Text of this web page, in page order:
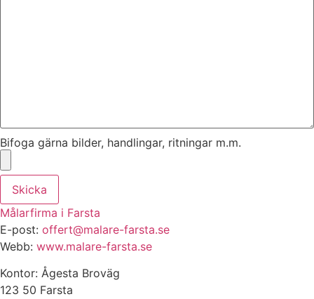
Bifoga gärna bilder, handlingar, ritningar m.m.
Skicka
Målarfirma i Farsta
E-post: offert@malare-farsta.se
Webb: www.malare-farsta.se
Kontor: Ågesta Broväg
123 50 Farsta